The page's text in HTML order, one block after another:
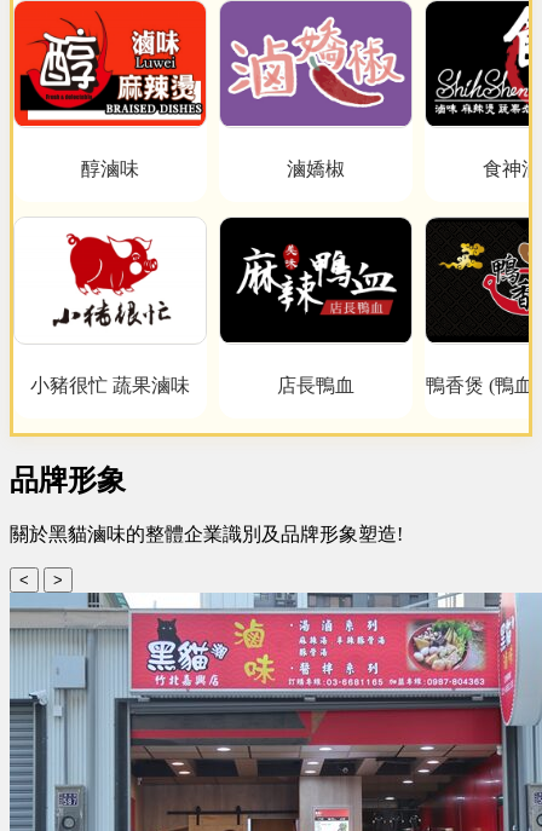
醇滷味
小豬很忙 蔬果滷味
滷嬌椒
店長鴨血
食神
鴨香煲 (鴨血
品牌形象
關於黑貓滷味的整體企業識別及品牌形象塑造!
< >